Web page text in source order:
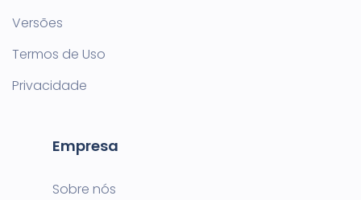
Versões
Termos de Uso
Privacidade
Empresa
Sobre nós